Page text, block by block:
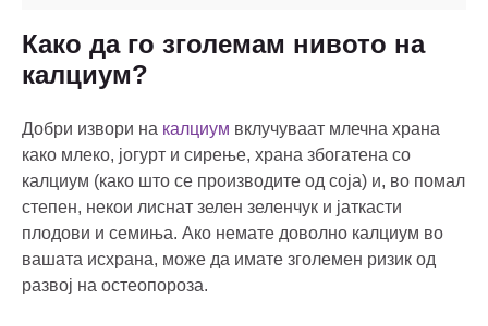
Како да го зголемам нивото на
калциум?
Добри извори на калциум вклучуваат млечна храна
како млеко, јогурт и сирење, храна збогатена со
калциум (како што се производите од соја) и, во помал
степен, некои лиснат зелен зеленчук и јаткасти
плодови и семиња. Ако немате доволно калциум во
вашата исхрана, може да имате зголемен ризик од
развој на остеопороза.